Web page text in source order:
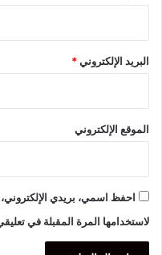
البريد الإلكتروني*
الموقع الإلكتروني
احفظ اسمي، بريدي
لاستخدامها المرة المقبلة في